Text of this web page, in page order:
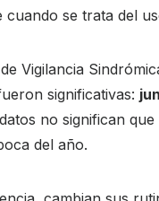
se trata del
Vigilancia
significativas:
no significan
del año.